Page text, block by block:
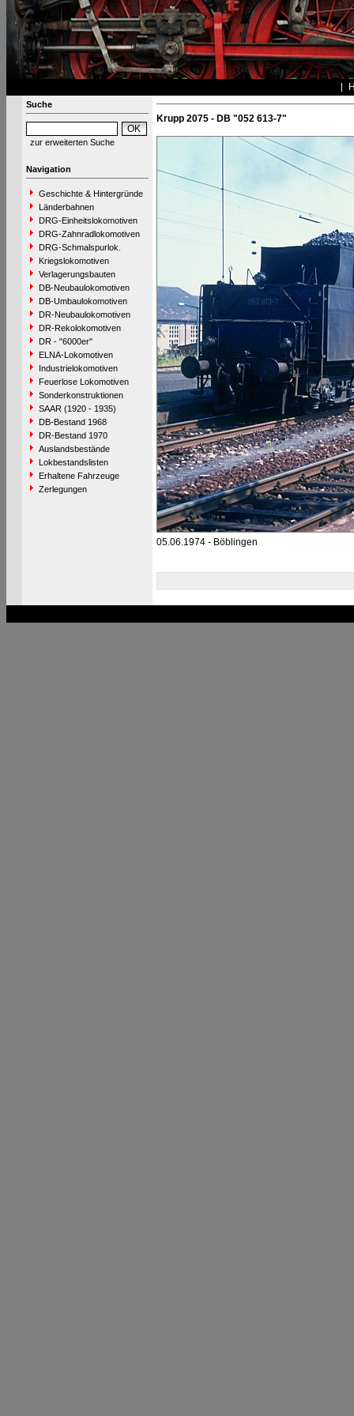
Suche
zur erweiterten Suche
Navigation
Geschichte & Hintergründe
Länderbahnen
DRG-Einheitslokomotiven
DRG-Zahnradlokomotiven
DRG-Schmalspurlok.
Kriegslokomotiven
Verlagerungsbauten
DB-Neubaulokomotiven
DB-Umbaulokomotiven
DR-Neubaulokomotiven
DR-Rekolokomotiven
DR - "6000er"
ELNA-Lokomotiven
Industrielokomotiven
Feuerlose Lokomotiven
Sonderkonstruktionen
SAAR (1920 - 1935)
DB-Bestand 1968
DR-Bestand 1970
Auslandsbestände
Lokbestandslisten
Erhaltene Fahrzeuge
Zerlegungen
Krupp 2075 - DB "052 613-7"
05.06.1974 - Böblingen